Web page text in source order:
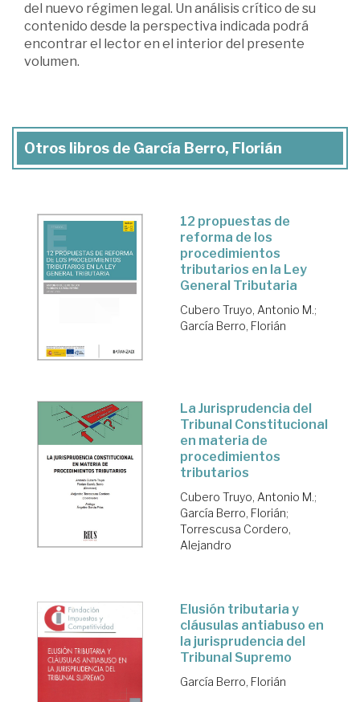
del nuevo régimen legal. Un análisis crítico de su
contenido desde la perspectiva indicada podrá
encontrar el lector en el interior del presente
volumen.
Otros libros de García Berro, Florián
12 propuestas de
reforma de los
procedimientos
tributarios en la Ley
General Tributaria
Cubero Truyo, Antonio M.;
García Berro, Florián
La Jurisprudencia del
Tribunal Constitucional
en materia de
procedimientos
tributarios
Cubero Truyo, Antonio M.;
García Berro, Florián;
Torrescusa Cordero,
Alejandro
Elusión tributaria y
cláusulas antiabuso en
la jurisprudencia del
Tribunal Supremo
García Berro, Florián